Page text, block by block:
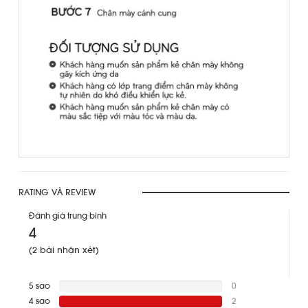
RATING VÀ REVIEW
Đánh giá trung bình
4
(2 bài nhận xét)
5 sao
Complete
0
4 sao
2